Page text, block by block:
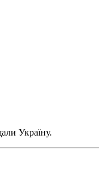
Україну.